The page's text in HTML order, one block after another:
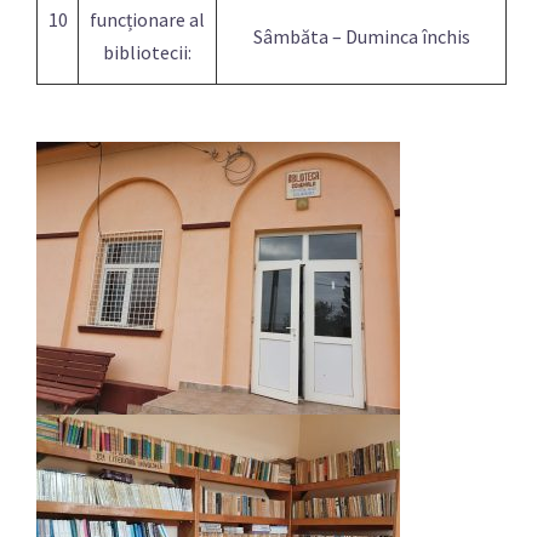
10
funcționare al
bibliotecii:
Sâmbăta – Duminca închis